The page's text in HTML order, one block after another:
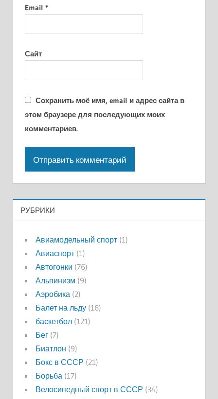
Email *
Сайт
Сохранить моё имя, email и адрес сайта в
этом браузере для последующих моих
комментариев.
РУБРИКИ
Авиамодельный спорт(1)
Авиаспорт(1)
Автогонки (76)
Альпинизм (9)
Аэробика (2)
Балет на льду(16)
баскетбол(121)
Бег(7)
Биатлон (9)
Бокс в СССР (21)
Борьба (17)
Велосипедный спорт в СССР (34)